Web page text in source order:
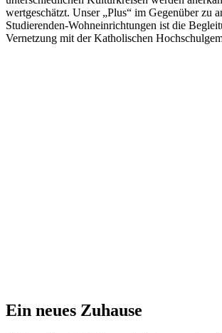
wertgeschätzt. Unser „Plus“ im Gegenüber zu
Studierenden-Wohneinrichtungen ist die
Vernetzung mit der Katholischen
Ein neues Zuhause